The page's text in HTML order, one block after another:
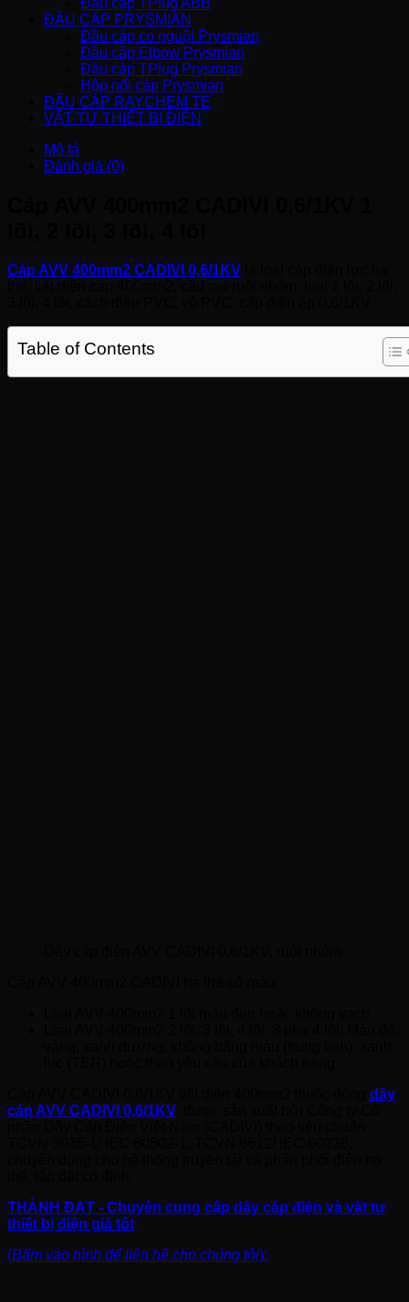
ĐẦU CÁP PRYSMIAN
Đầu cáp co nguội Prysmian
Đầu cáp Elbow Prysmian
Đầu cáp TPlug Prysmian
Hộp nối cáp Prysmian
ĐẦU CÁP RAYCHEM TE
VẬT TƯ THIẾT BỊ ĐIỆN
Mô tả
Đánh giá (0)
Cáp AVV 400mm2 CADIVI 0,6/1KV
Table of Contents
dây
cáp AVV CADIVI 0,6/1KV
THÀNH ĐẠT - Chuyên cung cấp dây cáp điện và vật tư
thiết bị điện giá tốt
(Bấm vào hình để liên hệ cho chúng tôi):